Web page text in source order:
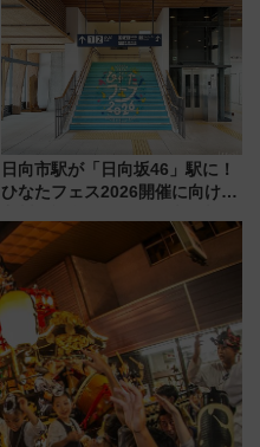
【新築マンション人気ランキン
グ】
日向市駅が「日向坂46」駅に！
ひなたフェス2026開催に向けJR
全力応援 夜行列車「ドリーム
おひさま号」も走る